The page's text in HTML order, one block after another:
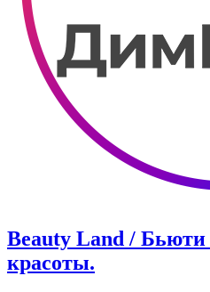
Beauty Land /
красоты.